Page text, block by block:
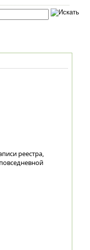
реестра,